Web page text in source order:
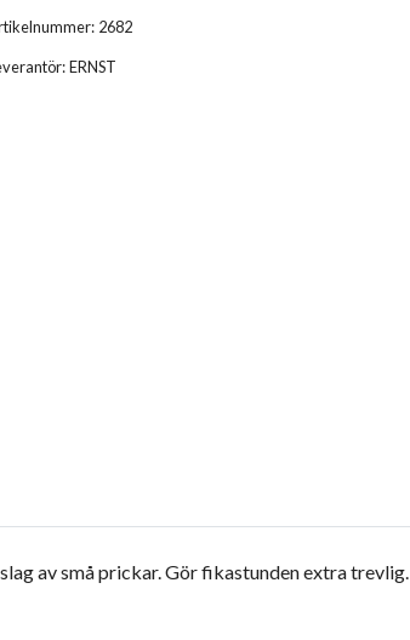
2682
ERNST
av små prickar. Gör fikastunden extra trevlig.